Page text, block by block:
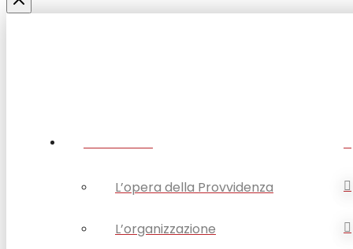
L’opera della Provvidenza
L’organizzazione